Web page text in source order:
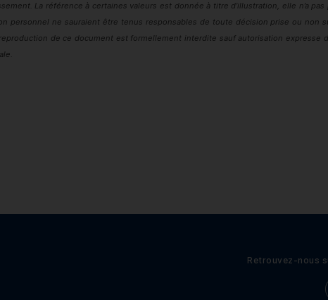
La référence à certaines valeurs est donnée à titre d’illustration, elle n’a
personnel ne sauraient être tenus responsables de toute décision prise ou non
de ce document est formellement interdite sauf autorisation expresse
Retrouvez-nous